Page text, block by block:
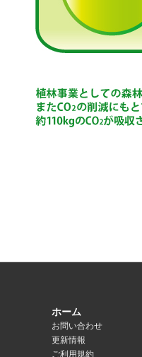
ホーム
お問い合わせ
更新情報
ご利用規約